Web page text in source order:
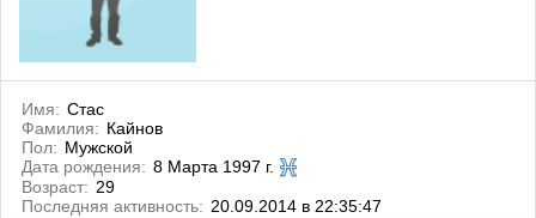
Имя: Стас
Фамилия: Кайнов
Пол: Мужской
Дата рождения: 8 Марта 1997 г.
Возраст: 29
Последняя активность: 20.09.2014 в 22:35:47